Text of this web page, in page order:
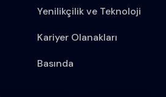
Yenilikçilik ve Teknoloji
Kariyer Olanakları
Basında